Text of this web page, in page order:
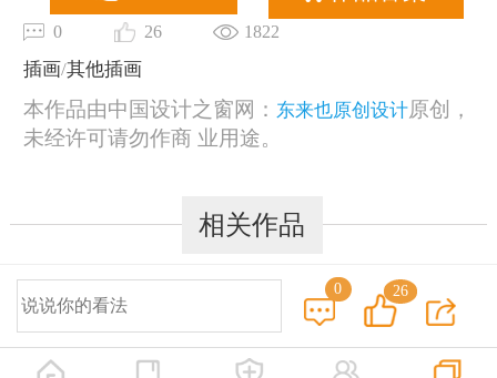
0 26
1822
插画/其他插画
本作品由中国设计之窗网： 东来也原创设计原创，
未经许可请勿作商 业用途。
相关作品
0 26
© 2014-2025 中国设计之窗 www.333cn.com 版权所有